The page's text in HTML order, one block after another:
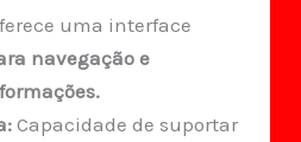
uma interface
navegação e
Capacidade de suportar